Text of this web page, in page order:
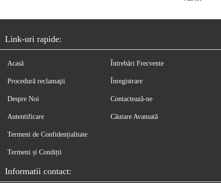
Link-uri rapide:
Acasă
Procedură reclamaţii
Despre Noi
Autentificare
Întrebări Frecvente
Înregistrare
Contactează-ne
Căutare Avansată
Termeni de Confidențialitate
Termeni și Condiții
Informatii contact: